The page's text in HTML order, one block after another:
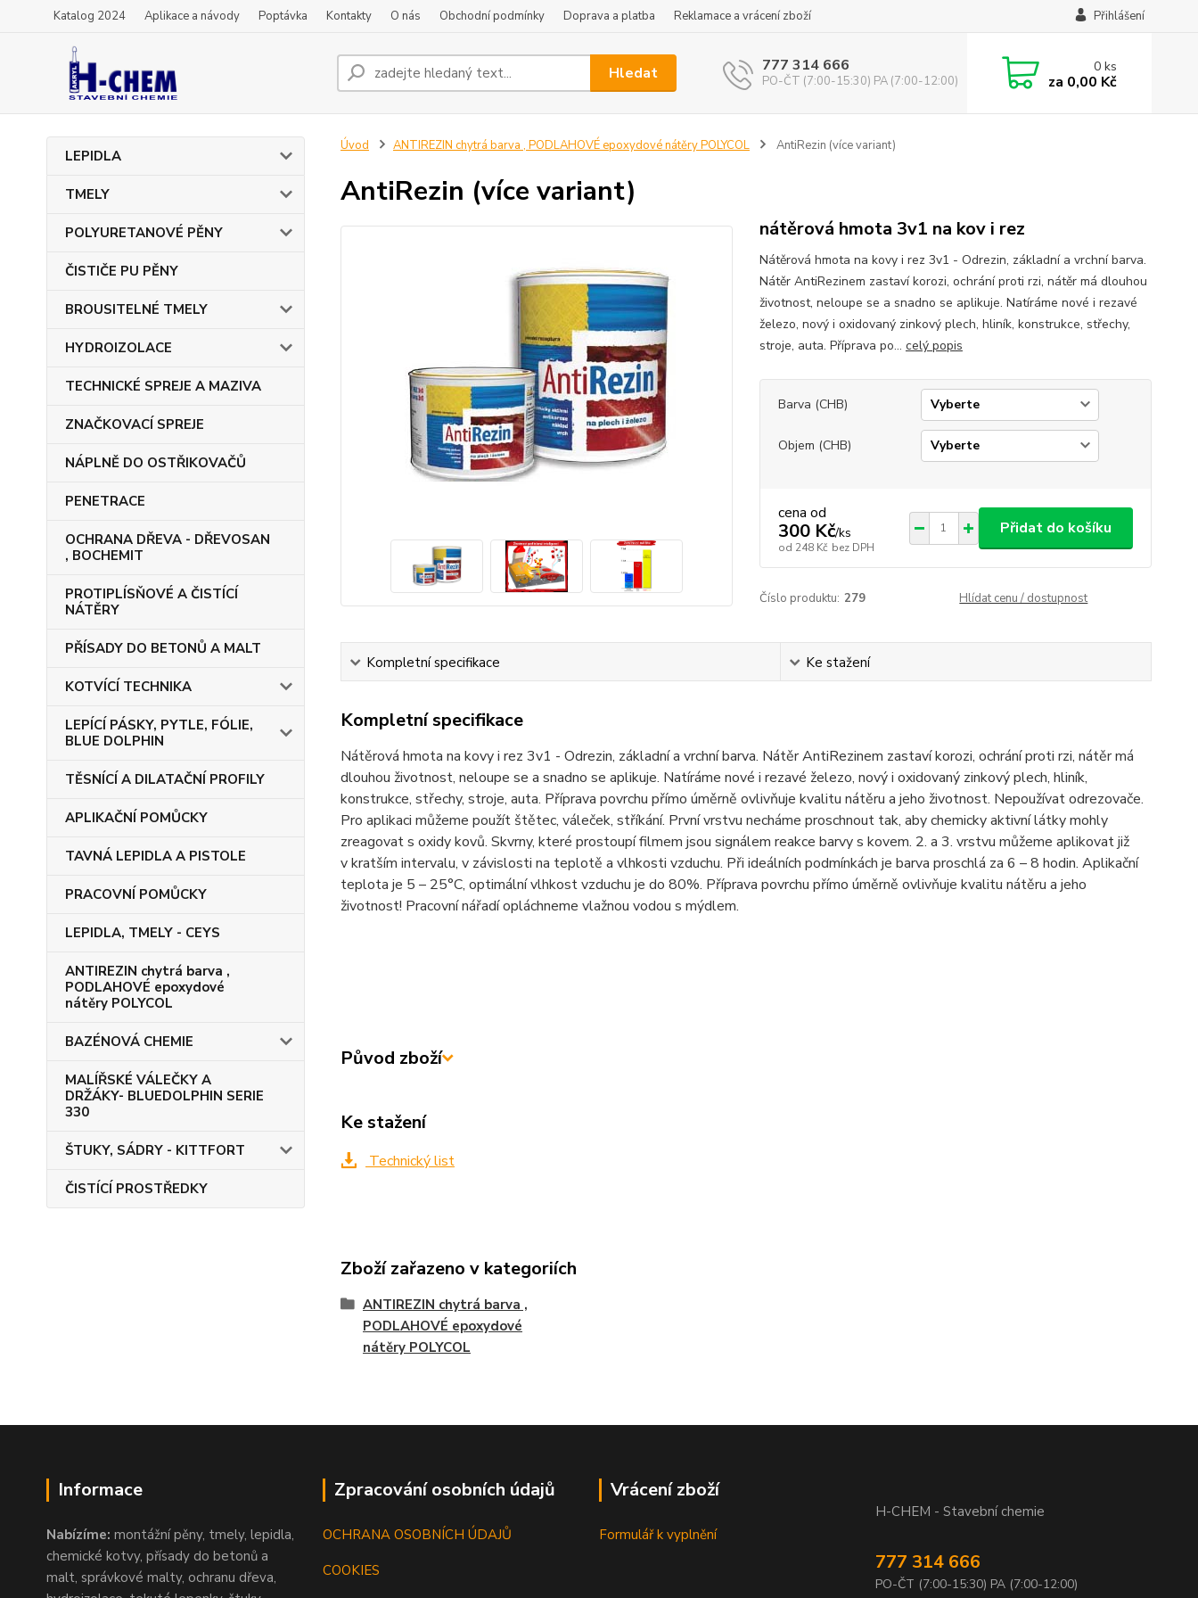
Katalog 2024 Aplikace a návody Poptávka Kontakty O nás Obchodní podmínky Doprava a platba Reklamace a vrácení zboží Přihlášení
Hledat 777 314 666
PO-ČT (7:00-15:30) PA (7:00-12:00)
0ks
za 0,00 Kč
LEPIDLA
TMELY
POLYURETANOVÉ PĚNY
ČISTIČE PU PĚNY
BROUSITELNÉ TMELY
HYDROIZOLACE
TECHNICKÉ SPREJE A MAZIVA
ZNAČKOVACÍ SPREJE
NÁPLNĚ DO OSTŘIKOVAČŮ
PENETRACE
OCHRANA DŘEVA - DŘEVOSAN
, BOCHEMIT
PROTIPLÍSŇOVÉ A ČISTÍCÍ
NÁTĚRY
PŘÍSADY DO BETONŮ A MALT
KOTVÍCÍ TECHNIKA
LEPÍCÍ PÁSKY, PYTLE, FÓLIE,
BLUE DOLPHIN
TĚSNÍCÍ A DILATAČNÍ PROFILY
APLIKAČNÍ POMŮCKY
TAVNÁ LEPIDLA A PISTOLE
PRACOVNÍ POMŮCKY
LEPIDLA, TMELY - CEYS
ANTIREZIN chytrá barva ,
PODLAHOVÉ epoxydové
nátěry POLYCOL
BAZÉNOVÁ CHEMIE
MALÍŘSKÉ VÁLEČKY A
DRŽÁKY- BLUEDOLPHIN SERIE
330
ŠTUKY, SÁDRY - KITTFORT
ČISTÍCÍ PROSTŘEDKY
Úvod ANTIREZIN chytrá barva , PODLAHOVÉ epoxydové nátěry POLYCOL AntiRezin (více variant)
AntiRezin (více variant)
nátěrová hmota 3v1 na kov i rez
Nátěrová hmota na kovy i rez 3v1 - Odrezin, základní a vrchní barva.
Nátěr AntiRezinem zastaví korozi, ochrání proti rzi, nátěr má dlouhou
životnost, neloupe se a snadno se aplikuje. Natíráme nové i rezavé
železo, nový i oxidovaný zinkový plech, hliník, konstrukce, střechy,
stroje, auta. Příprava po... celý popis
Barva (CHB)
Objem (CHB)
cena od
300 Kč/ks
od 248 Kč bez DPH
Přidat do košíku
Číslo produktu: 279 Hlídat cenu / dostupnost
Kompletní specifikace Ke stažení
Kompletní specifikace
Nátěrová hmota na kovy i rez 3v1 - Odrezin, základní a vrchní barva. Nátěr AntiRezinem zastaví korozi, ochrání proti rzi, nátěr má
dlouhou životnost, neloupe se a snadno se aplikuje. Natíráme nové i rezavé železo, nový i oxidovaný zinkový plech, hliník,
konstrukce, střechy, stroje, auta. Příprava povrchu přímo úměrně ovlivňuje kvalitu nátěru a jeho životnost. Nepoužívat odrezovače.
Pro aplikaci můžeme použít štětec, váleček, stříkání. První vrstvu necháme proschnout tak, aby chemicky aktivní látky mohly
zreagovat s oxidy kovů. Skvrny, které prostoupí filmem jsou signálem reakce barvy s kovem. 2. a 3. vrstvu můžeme aplikovat již
v kratším intervalu, v závislosti na teplotě a vlhkosti vzduchu. Při ideálních podmínkách je barva proschlá za 6 – 8 hodin. Aplikační
teplota je 5 – 25°C, optimální vlhkost vzduchu je do 80%. Příprava povrchu přímo úměrně ovlivňuje kvalitu nátěru a jeho
životnost! Pracovní nářadí opláchneme vlažnou vodou s mýdlem.
Původ zboží
Ke stažení
Technický list
Zboží zařazeno v kategoriích
ANTIREZIN chytrá barva ,
PODLAHOVÉ epoxydové
nátěry POLYCOL
Informace
Nabízíme: montážní pěny, tmely, lepidla,
chemické kotvy, přísady do betonů a
malt, správkové malty, ochranu dřeva,
Zpracování osobních údajů
OCHRANA OSOBNÍCH ÚDAJŮ
COOKIES
Vrácení zboží
Formulář k vyplnění
H-CHEM - Stavební chemie
777 314 666
PO-ČT (7:00-15:30) PA (7:00-12:00)